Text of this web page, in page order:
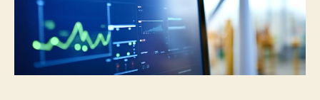
Emporia
Vue
居
家